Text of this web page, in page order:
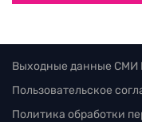
Выходные данные СМИ
Пользовательское
Политика обработки